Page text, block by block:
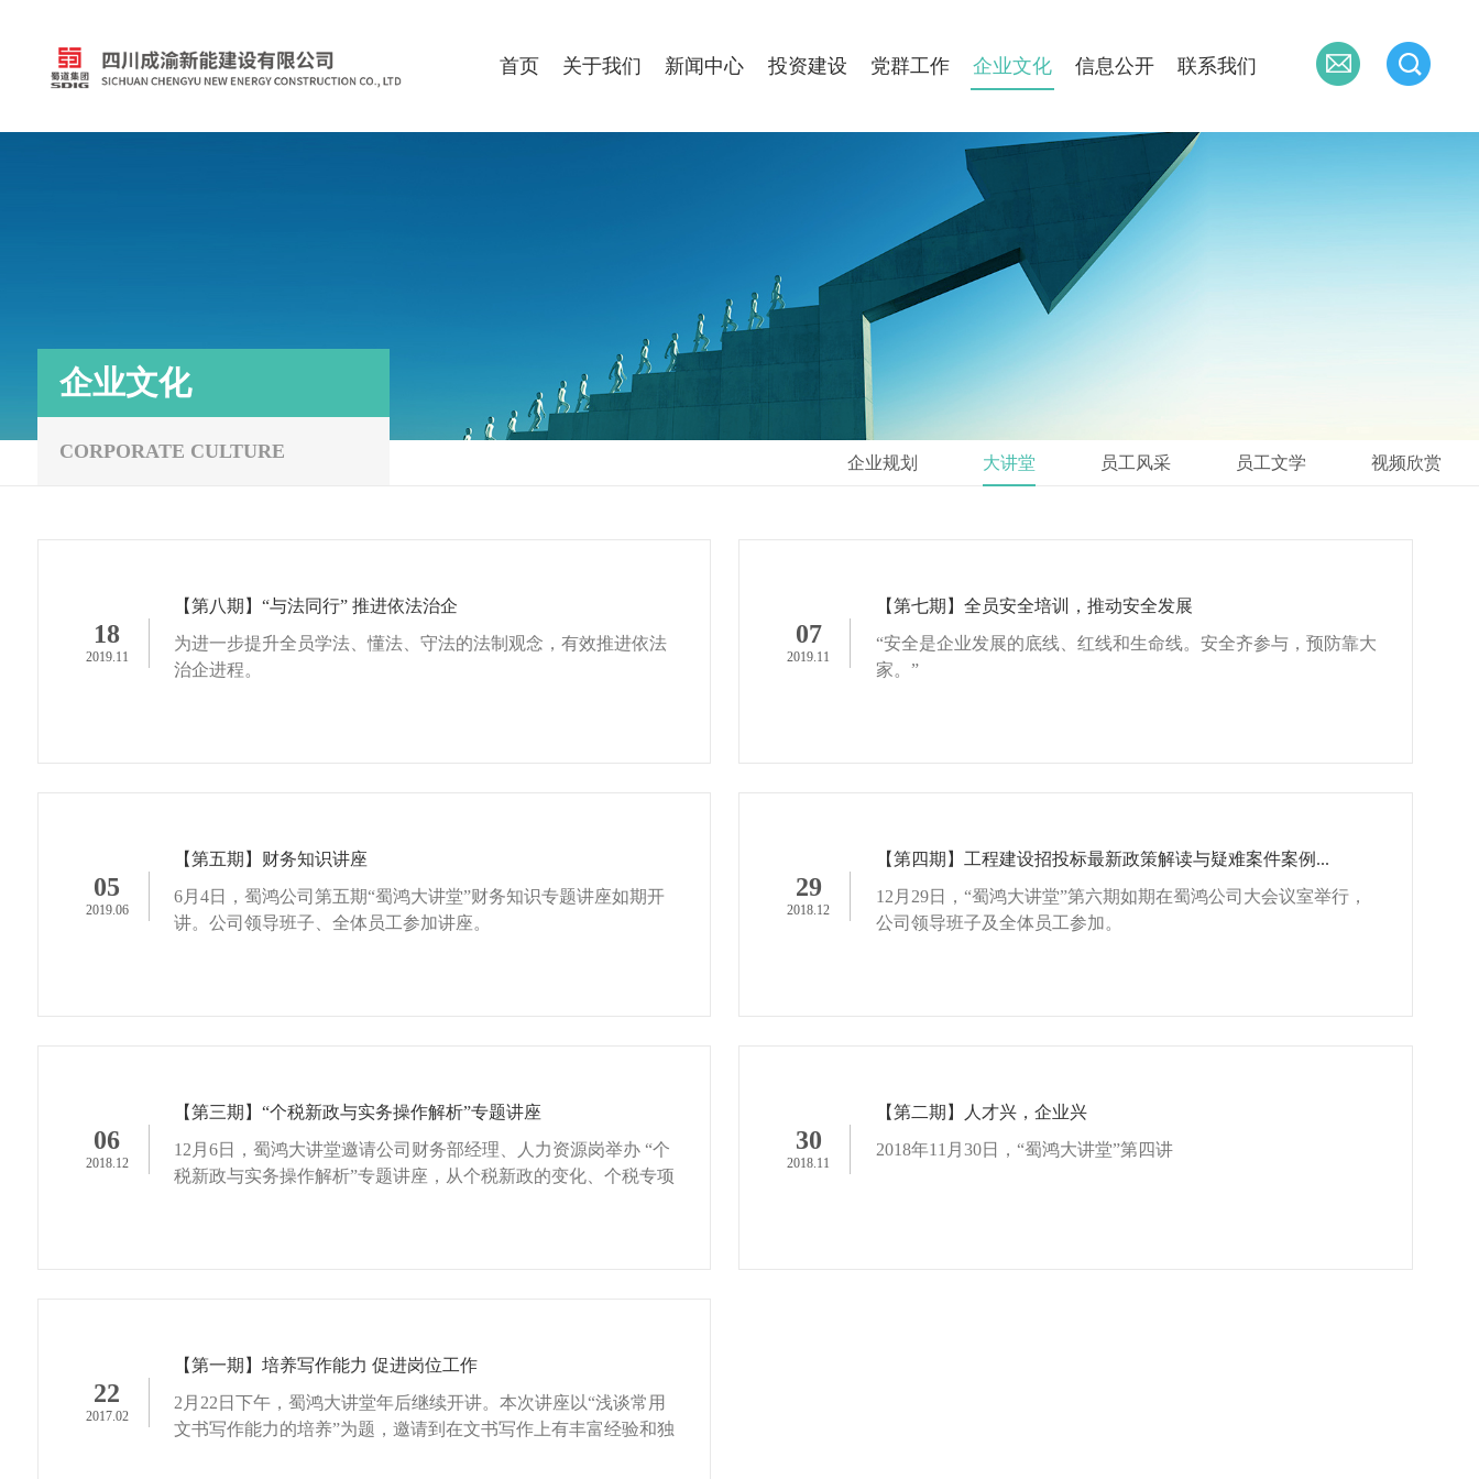
首页 关于我们 新闻中心 投资建设 党群工作 企业文化 信息公开 联系我们
企业文化
CORPORATE CULTURE
企业规划 大讲堂 员工风采 员工文学 视频欣赏
18
2019.11
【第八期】“与法同行” 推进依法治企
为进一步提升全员学法、懂法、守法的法制观念，有效推进依法
治企进程。
07
2019.11
【第七期】全员安全培训，推动安全发展
“安全是企业发展的底线、红线和生命线。安全齐参与，预防靠大
家。”
05
2019.06
【第五期】财务知识讲座
6月4日，蜀鸿公司第五期“蜀鸿大讲堂”财务知识专题讲座如期开
讲。公司领导班子、全体员工参加讲座。
29
2018.12
【第四期】工程建设招投标最新政策解读与疑难案件案例...
12月29日，“蜀鸿大讲堂”第六期如期在蜀鸿公司大会议室举行，
公司领导班子及全体员工参加。
06
2018.12
【第三期】“个税新政与实务操作解析”专题讲座
12月6日，蜀鸿大讲堂邀请公司财务部经理、人力资源岗举办 “个
税新政与实务操作解析”专题讲座，从个税新政的变化、个税专项
30
2018.11
【第二期】人才兴，企业兴
2018年11月30日，“蜀鸿大讲堂”第四讲
22
2017.02
【第一期】培养写作能力 促进岗位工作
2月22日下午，蜀鸿大讲堂年后继续开讲。本次讲座以“浅谈常用
文书写作能力的培养”为题，邀请到在文书写作上有丰富经验和独